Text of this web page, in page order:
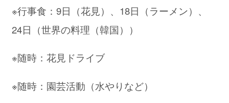
※行事食：9日（花見）、18日（ラーメン）、
24日（世界の料理（韓国））
※随時：花見ドライブ
※随時：園芸活動（水やりなど）